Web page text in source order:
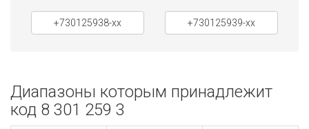
+730125938-xx +730125939-xx
Диапазоны которым принадлежит
код 8 301 259 3